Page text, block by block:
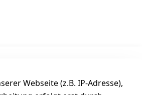
Webseite (z.B. IP-Adresse),